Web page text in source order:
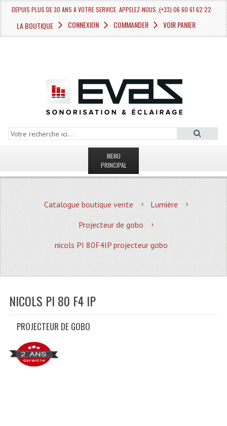
DEPUIS PLUS DE 30 ANS A VOTRE SERVICE. APPELEZ-NOUS :(+33) 06 60 61 62 22
LA BOUTIQUE CONNEXION COMMANDER VOIR PANIER
MENU
PRINCIPAL
MAGASIN
Quoi De Neuf?
Promotions
Recherche Avancée
Catalogue boutique vente
Lumière
Projecteur de gobo
nicols PI 80F4IP projecteur gobo
NICOLS PI 80 F4 IP
PROJECTEUR DE GOBO